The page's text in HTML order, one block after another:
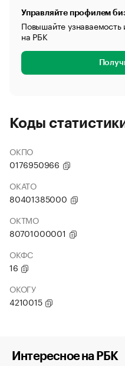
Управляйте профилем
Повышайте
на РБК
Коды
ОКПО
0176950966
ОКАТО
80401385000
ОКТМО
80701000001
ОКФС
16
ОКОГУ
4210015
Интересное на РБК